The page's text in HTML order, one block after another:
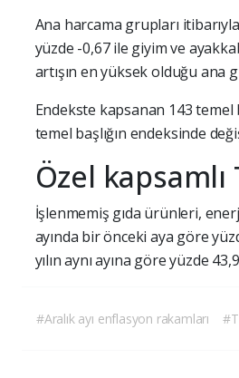
Ana harcama grupları itibarıyla
yüzde -0,67ile giyimve
artışın enyüksekolduğu ana
Endekste kapsanan 143temel
temel başlığın endeksinde
Özel kapsamlı
İşlenmemiş gıda ürünleri,
ayında biröncekiaya göre
yılınaynıayına göreyüzde
#Aralık ayı enflasyon rakamları